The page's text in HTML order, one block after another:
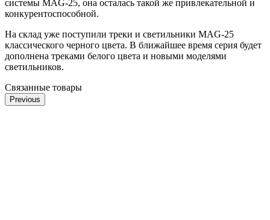
системы MAG-25, она осталась такой же привлекательной и
конкурентоспособной.
На склад уже поступили треки и светильники MAG-25
классического черного цвета. В ближайшее время серия будет
дополнена треками белого цвета и новыми моделями
светильников.
Связанные товары
Previous